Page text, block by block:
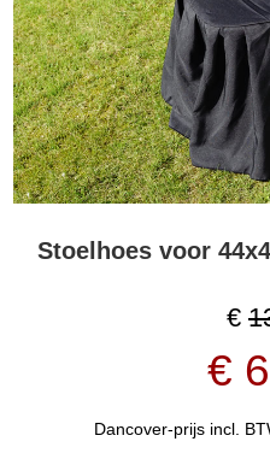
Stoelhoes voor
€
€
Dancover-prijs incl.